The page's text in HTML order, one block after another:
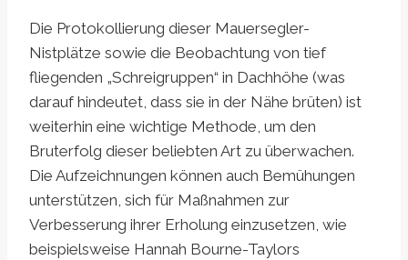
Die Protokollierung dieser Mauersegler-
Nistplätze sowie die Beobachtung von tief
fliegenden „Schreigruppen“ in Dachhöhe (was
darauf hindeutet, dass sie in der Nähe brüten) ist
weiterhin eine wichtige Methode, um den
Bruterfolg dieser beliebten Art zu überwachen.
Die Aufzeichnungen können auch Bemühungen
unterstützen, sich für Maßnahmen zur
Verbesserung ihrer Erholung einzusetzen, wie
beispielsweise Hannah Bourne-Taylors